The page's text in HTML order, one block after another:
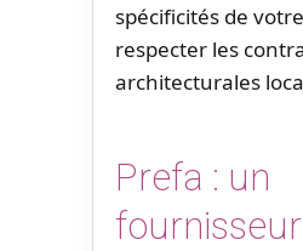
spécificités de
respecter les
architecturales
Prefa : un
fournisseur